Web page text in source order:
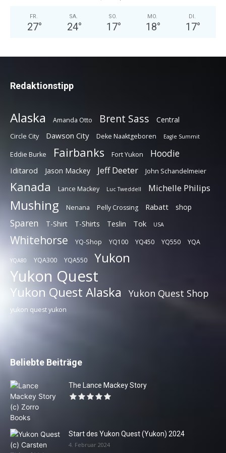
FR.
27°
SA.
24°
SO.
17°
MO.
18°
DI.
17°
Redaktionstipp
Alaska Amanda Otto Brent Sass Central
Circle City Dawson City Deke Naaktgeboren Eagle Summit
Eddie Burke Fairbanks Fort Yukon Hoodie
Iditarod Jason Mackey Jeff Deeter John Schandelmeier
Kanada Lance Mackey Luc Tweddell Michelle Philips
Mushing Nenana Pelly Crossing Rabatt shop
Sparen T-Shirt T-Shirts Teslin Tok USA
Whitehorse YQ-Shop YQ100 YQ450 YQ550 YQA
YQA80 YQA300 YQA550 Yukon
Yukon Quest
Yukon Quest Alaska Yukon Quest Shop
yukon quest yukon
Beliebte Beiträge
The Lance Mackey Story
Start des Yukon Quest (Yukon) 2024
4. Februar 2024